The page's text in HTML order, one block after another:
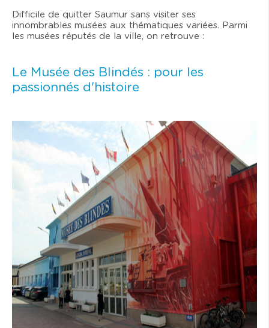
Difficile de quitter Saumur sans visiter ses
innombrables musées aux thématiques variées. Parmi
les musées réputés de la ville, on retrouve :
Le Musée des Blindés : pour les
passionnés d'histoire